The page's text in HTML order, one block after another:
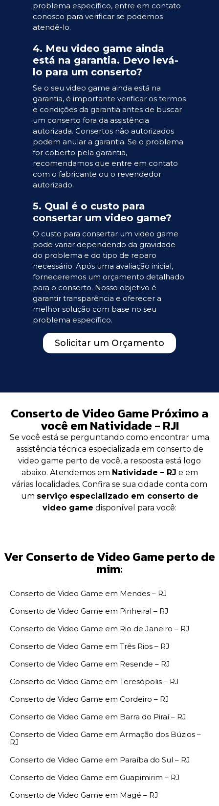
problema específico, entre em contato
conosco para verificar se podemos
atendê-lo.
4. Meu video game ainda
está na garantia. Devo levá-
lo para um conserto?
Se o seu video game ainda está na
garantia, é importante verificar os termos
e condições da garantia antes de buscar
um conserto fora da assistência
autorizada. Consertos não autorizados
podem anular a garantia. Se o problema
for coberto pela garantia,
recomendamos que entre em contato
com o fabricante ou o revendedor
autorizado.
5. Qual é o custo para
consertar um video game?
O custo para consertar um video game
pode variar dependendo da gravidade
do problema e do tipo de reparo
necessário. Após uma avaliação inicial,
forneceremos um orçamento detalhado
para o conserto. Nosso objetivo é
garantir transparência e oferecer a
melhor solução com base no seu
problema específico.
Solicitar um Orçamento
Conserto de Video Game Próximo a
você em Natividade - RJ!
Se você está se perguntando como encontrar uma
assistência técnica especializada em conserto de
video game perto de você, a resposta está logo
abaixo. Atendemos em Natividade – RJ e em
várias localidades. Confira se sua cidade conta com
um serviço especializado em conserto de
video game disponível para você:
Ver Conserto de Video Game perto de
mim:
Conserto de Video Game em Mendes – RJ
Conserto de Video Game em Pinheiral – RJ
Conserto de Video Game em Rio de Janeiro – RJ
Conserto de Video Game em Três Rios – RJ
Conserto de Video Game em Resende – RJ
Conserto de Video Game em Teresópolis – RJ
Conserto de Video Game em Cordeiro – RJ
Conserto de Video Game em Barra do Piraí – RJ
Conserto de Video Game em Armação dos Búzios –
RJ
Conserto de Video Game em Paraíba do Sul – RJ
Conserto de Video Game em Guapimirim – RJ
Conserto de Video Game em Magé – RJ